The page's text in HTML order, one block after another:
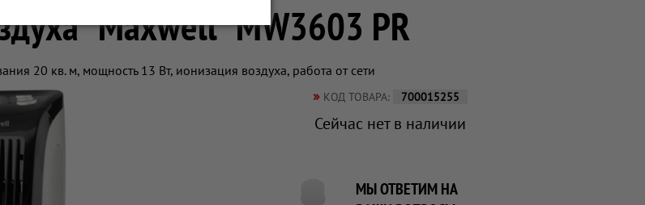
"Maxwell" MW3603 PR
20 кв. м, мощность 13 Вт, ионизация воздуха, работа от сети
» КОД ТОВАРА: 700015255
Сейчас нет в наличии
МЫ ОТВЕТИМ НА